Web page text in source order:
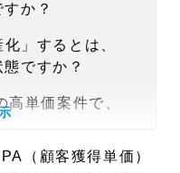
か？
」するとは、
ですか？
単価案件で、
か？
と動画では、受
（顧客獲得単価）